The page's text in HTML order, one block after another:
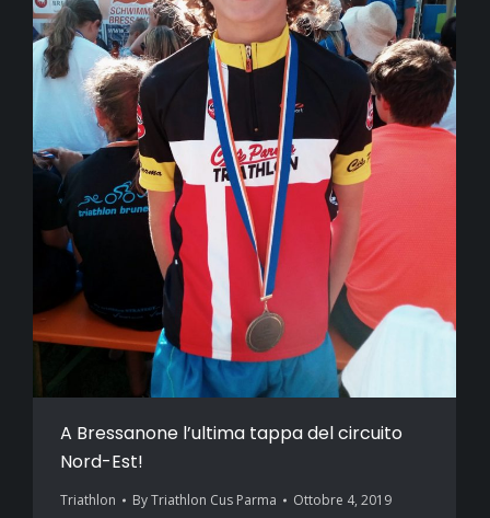
A Bressanone l’ultima tappa del circuito
Nord-Est!
Triathlon ByTriathlon Cus Parma Ottobre 4, 2019